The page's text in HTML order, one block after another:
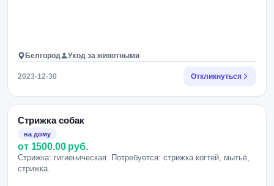
Белгород Уход за животными
2023-12-30 Откликнуться
Стрижка собак
на дому
от 1500.00 руб.
Стрижка: гигиеническая. Потребуется: стрижка когтей, мытьё,
стрижка.